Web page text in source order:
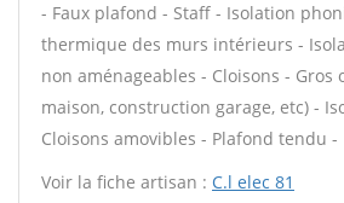
- Faux plafond - Staff - Isolation
thermique des murs intérieurs -
non aménageables - Cloisons - Gros
maison, construction garage, etc) -
Cloisons amovibles - Plafond tendu -
Voir la fiche artisan : C.l elec 81